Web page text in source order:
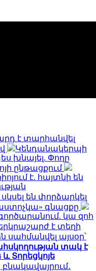
է տարհանվել
Կենդանակերպի
խնայել. Փողը
ընթացքում
է. հայտնի են
են փորձարկել
գնացքը
կա զոհ
է տեղի
սահմանվել այսօր՝
տակ է
և Տորեցկոյե
բնակավայրում․